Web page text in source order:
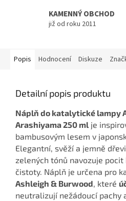
KAMENNÝ OBCHOD
již od roku 2011
Popis Hodnocení Diskuze
Detailní popis produktu
Náplň do katalytické lampy
Arashiyama 250 ml je
bambusovým lesem v
Elegantní, svěží a jemně
zelených tónů navozuje pocit
čistoty. Náplň je určena pro
Ashleigh & Burwood , které
neutralizují nežádoucí pachy